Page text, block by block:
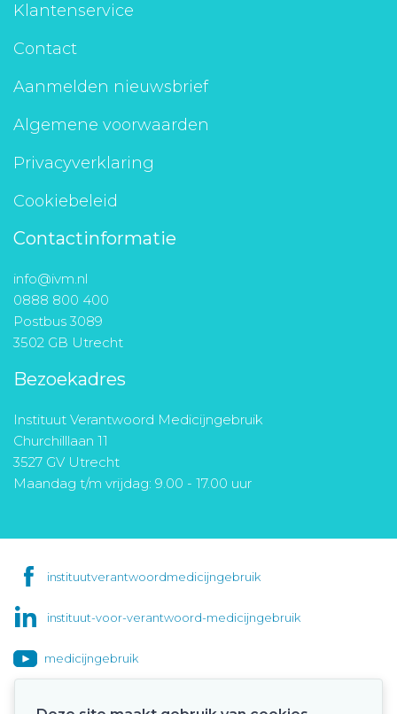
Klantenservice
Contact
Aanmelden nieuwsbrief
Algemene voorwaarden
Privacyverklaring
Cookiebeleid
Contactinformatie
info@ivm.nl
0888 800 400
Postbus 3089
3502 GB Utrecht
Bezoekadres
Instituut Verantwoord Medicijngebruik
Churchilllaan 11
3527 GV Utrecht
Maandag t/m vrijdag: 9.00 - 17.00 uur
instituutverantwoordmedicijngebruik
instituut-voor-verantwoord-medicijngebruik
medicijngebruik